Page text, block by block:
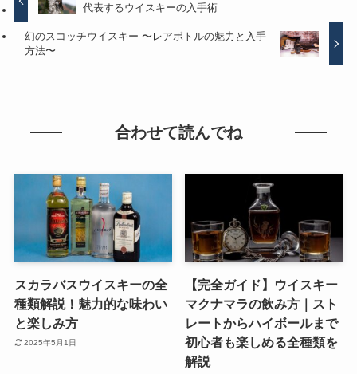
代表するウイスキーの入手術
幻のスコッチウイスキー 〜レアボトルの魅力と入手
方法〜
合わせて読んでね
スカラバスウイスキーの全
種類解説！魅力的な味わい
と楽しみ方
2025年5月1日
【完全ガイド】ウイスキー
マクナマラの飲み方｜スト
レートからハイボールまで
初心者も楽しめる全種類を
解説